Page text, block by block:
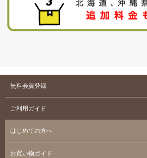
無料会員登録
ご利用ガイド
はじめての方へ
お買い物ガイド